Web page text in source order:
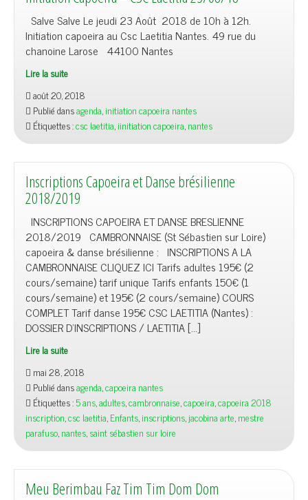
Salve Salve Le jeudi 23 Août 2018 de 10h à 12h.
Initiation capoeira au Csc Laetitia Nantes. 49 rue du
chanoine Larose 44100 Nantes
Lire la suite
août 20, 2018
Publié dansagenda,initiation capoeira nantes
Étiquettes :csc laetitia,iinitiation capoeira,nantes
Inscriptions Capoeira et Danse brésilienne
2018/2019
INSCRIPTIONS CAPOEIRA ET DANSE BRESLIENNE
2018/2019 CAMBRONNAISE (St Sébastien sur Loire)
capoeira & danse brésilienne : INSCRIPTIONS A LA
CAMBRONNAISE CLIQUEZ ICI Tarifs adultes 195€ (2
cours/semaine) tarif unique Tarifs enfants 150€ (1
cours/semaine) et 195€ (2 cours/semaine) COURS
COMPLET Tarif danse 195€ CSC LAETITIA (Nantes) :
DOSSIER D’INSCRIPTIONS / LAETITIA […]
Lire la suite
mai 28, 2018
Publié dansagenda,capoeira nantes
Étiquettes :5 ans,adultes,cambronnaise,capoeira,capoeira 2018
inscription,csc laetitia,Enfants,inscriptions,jacobina arte,mestre
parafuso,nantes,saint sébastien sur loire
Meu Berimbau Faz Tim Tim Dom Dom